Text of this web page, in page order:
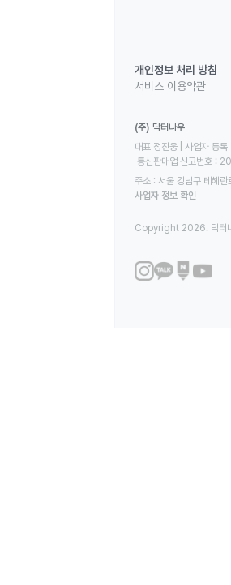
개인정보 처리 방침
서비스 이용약관
(주) 닥터나우
대표 정진웅 | 사업자
통신판매업 신고번호
주소 : 서울 강남구 테헤
사업자 정보 확인
Copyright 2026. 닥터